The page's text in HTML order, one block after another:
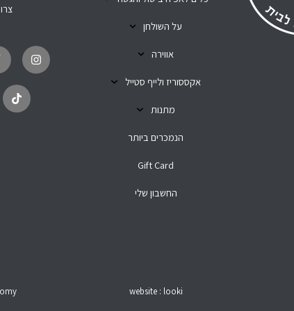
על השולחן
אווירה
אקססוריז ולייף סטייל
מתנות
הנמכרים ביותר
Gift Card
החשבון שלי
n
s
t
k
website : looki